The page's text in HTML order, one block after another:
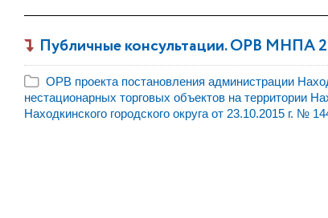
Публичные консультации. ОРВ МНПА
ОРВ проекта постановления администрации
нестационарных торговых объектов на территории
Находкинского городского округа от 23.10.2015 г. №